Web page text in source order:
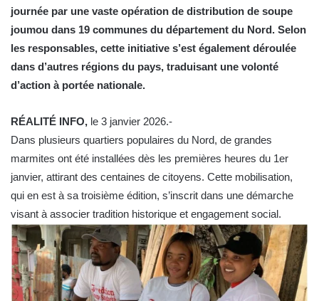
journée par une vaste opération de distribution de soupe
joumou dans 19 communes du département du Nord. Selon
les responsables, cette initiative s’est également déroulée
dans d’autres régions du pays, traduisant une volonté
d’action à portée nationale.
RÉALITÉ INFO, le 3 janvier 2026.-
Dans plusieurs quartiers populaires du Nord, de grandes
marmites ont été installées dès les premières heures du 1er
janvier, attirant des centaines de citoyens. Cette mobilisation,
qui en est à sa troisième édition, s’inscrit dans une démarche
visant à associer tradition historique et engagement social.